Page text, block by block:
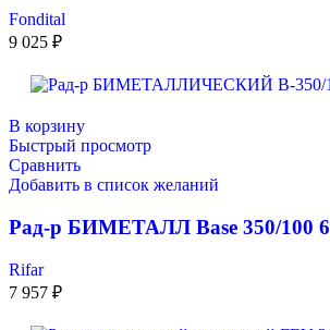
Fondital
9 025 ₽
В корзину
Быстрый просмотр
Сравнить
Добавить в список желаний
Рад-р БИМЕТАЛЛ Base 350/100 6
Rifar
7 957 ₽